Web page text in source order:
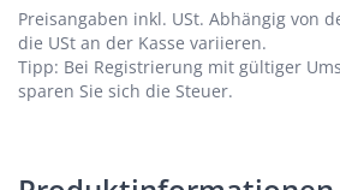
Preisangaben inkl. USt. Abhängig von
die USt an der Kasse variieren.
Tipp: Bei Registrierung mit gültiger
sparen Sie sich die Steuer.